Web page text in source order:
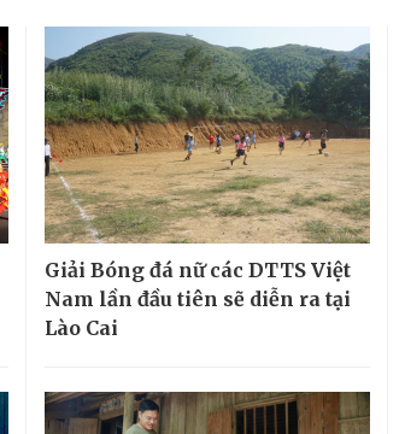
Giải Bóng đá nữ các DTTS Việt
Nam lần đầu tiên sẽ diễn ra tại
Lào Cai